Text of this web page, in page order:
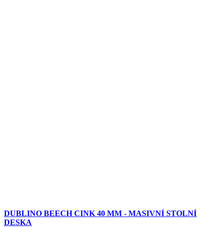
DUBLINO BEECH CINK 40 MM - MASIVNÍ STOLNÍ
DESKA